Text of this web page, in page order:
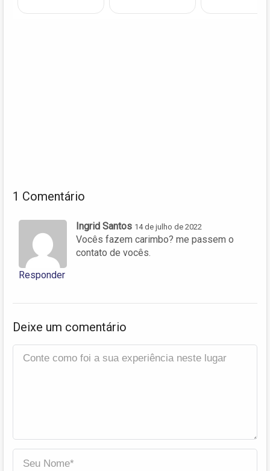
1 Comentário
Ingrid Santos 14 de julho de 2022
Vocês fazem carimbo? me passem o
contato de vocês.
Responder
Deixe um comentário